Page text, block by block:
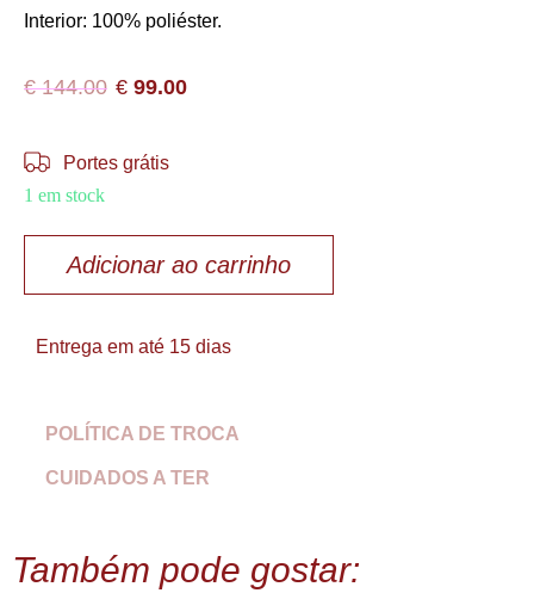
Interior: 100% poliéster.
€144.00 € 99.00
Portes grátis
1 em stock
Adicionar ao carrinho
Entrega em até 15 dias
POLÍTICA DE TROCA
CUIDADOS A TER
Também pode gostar: